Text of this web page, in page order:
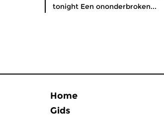
tonight Een ononderbroken...
Home
Gids